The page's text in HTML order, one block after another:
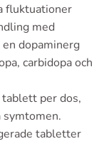
fluktuationer
med
dopaminerg
carbidopa och
tablett per dos,
symtomen.
tabletter